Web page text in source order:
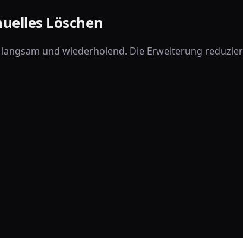
Löschen
und wiederholend. Die Erweiterung